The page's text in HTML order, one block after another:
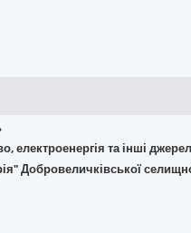
електроенергія та інші
Добровеличківської